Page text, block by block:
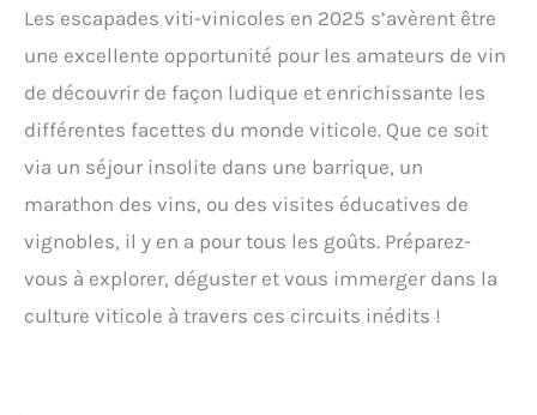
Les escapades viti-vinicoles en 2025 s’avèrent être
une excellente opportunité pour les amateurs de vin
de découvrir de façon ludique et enrichissante les
différentes facettes du monde viticole. Que ce soit
via un séjour insolite dans une barrique, un
marathon des vins, ou des visites éducatives de
vignobles, il y en a pour tous les goûts. Préparez-
vous à explorer, déguster et vous immerger dans la
culture viticole à travers ces circuits inédits !